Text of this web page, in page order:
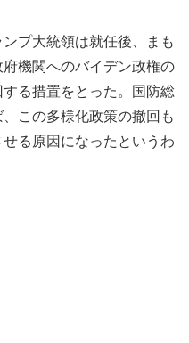
プ大統領は就任後、まも
機関へのバイデン政権の
る措置をとった。国防総
この多様化政策の撤回も
る原因になったというわ